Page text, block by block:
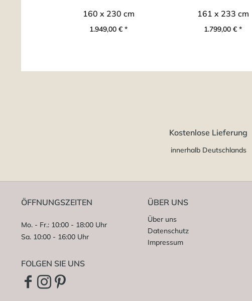
160 x 230 cm
1.949,00 € *
161 x 233 cm
1.799,00 € *
Kostenlose Lieferung
innerhalb Deutschlands
ÖFFNUNGSZEITEN
Mo. - Fr.: 10:00 - 18:00 Uhr
Sa. 10:00 - 16:00 Uhr
FOLGEN SIE UNS
ÜBER UNS
Über uns
Datenschutz
Impressum